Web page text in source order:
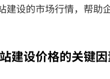
建设的市场行情，帮助
建设价格的关键